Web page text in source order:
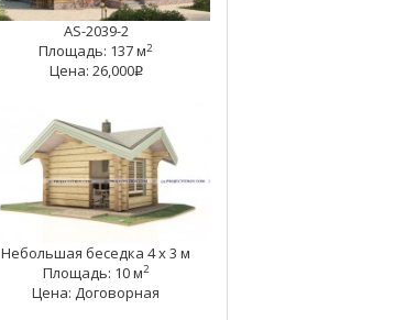
AS-2039-2
Площадь: 137 м2
Цена: 26,000q
Небольшая беседка 4 х 3 м
Площадь: 10 м2
Цена: Договорная